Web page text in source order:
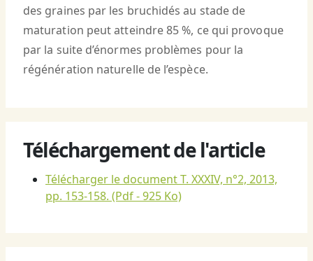
des graines par les bruchidés au stade de
maturation peut atteindre 85 %, ce qui provoque
par la suite d’énormes problèmes pour la
régénération naturelle de l’espèce.
Téléchargement de l'article
Télécharger le document T. XXXIV, n°2, 2013,
pp. 153-158. (Pdf - 925 Ko)